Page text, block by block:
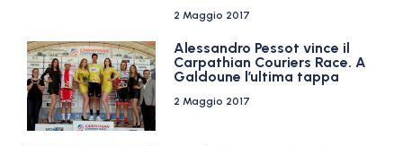
2 Maggio 2017
Alessandro Pessot vince il
Carpathian Couriers Race. A
Galdoune l’ultima tappa
2 Maggio 2017